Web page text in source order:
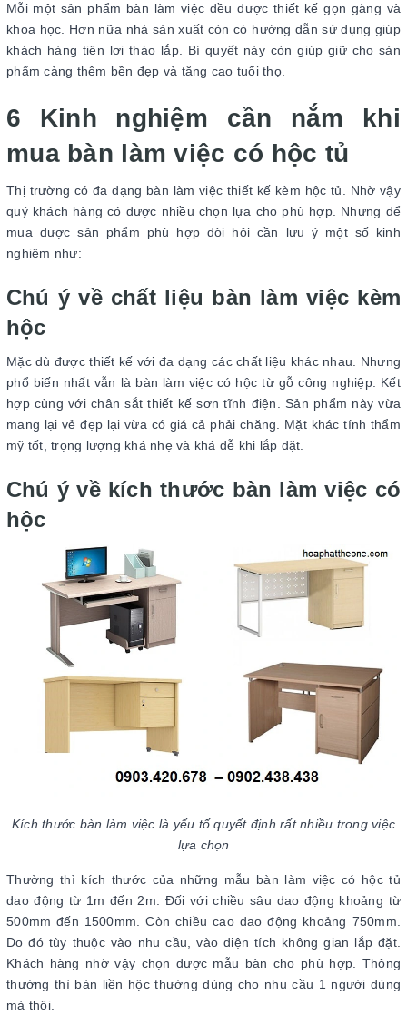
Mỗi một sản phẩm bàn làm việc đều được thiết kế gọn gàng và
khoa học. Hơn nữa nhà sản xuất còn có hướng dẫn sử dụng giúp
khách hàng tiện lợi tháo lắp. Bí quyết này còn giúp giữ cho sản
phẩm càng thêm bền đẹp và tăng cao tuổi thọ.
6 Kinh nghiệm cần nắm khi
mua bàn làm việc có hộc tủ
Thị trường có đa dạng bàn làm việc thiết kế kèm hộc tủ. Nhờ vậy
quý khách hàng có được nhiều chọn lựa cho phù hợp. Nhưng để
mua được sản phẩm phù hợp đòi hỏi cần lưu ý một số kinh
nghiệm như:
Chú ý về chất liệu bàn làm việc kèm
hộc
Mặc dù được thiết kế với đa dạng các chất liệu khác nhau. Nhưng
phổ biến nhất vẫn là bàn làm việc có hộc từ gỗ công nghiệp. Kết
hợp cùng với chân sắt thiết kế sơn tĩnh điện. Sản phẩm này vừa
mang lại vẻ đẹp lại vừa có giá cả phải chăng. Mặt khác tính thẩm
mỹ tốt, trọng lượng khá nhẹ và khá dễ khi lắp đặt.
Chú ý về kích thước bàn làm việc có
hộc
Kích thước bàn làm việc là yếu tố quyết định rất nhiều trong việc
lựa chọn
Thường thì kích thước của những mẫu bàn làm việc có hộc tủ
dao động từ 1m đến 2m. Đối với chiều sâu dao động khoảng từ
500mm đến 1500mm. Còn chiều cao dao động khoảng 750mm.
Do đó tùy thuộc vào nhu cầu, vào diện tích không gian lắp đặt.
Khách hàng nhờ vậy chọn được mẫu bàn cho phù hợp. Thông
thường thì bàn liền hộc thường dùng cho nhu cầu 1 người dùng
mà thôi.